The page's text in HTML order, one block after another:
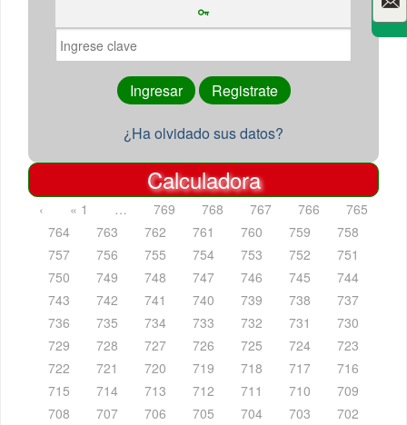
¿Ha olvidado sus datos?
Calculadora
‹ « 1 … 769 768 767 766
765
764
763 762 761 760 759
758
757
756 755 754 753 752
751
750
749 748 747 746 745
744
743
742 741 740 739 738
737
736
735 734 733 732 731
730
729
728 727 726 725 724
723
722
721 720 719 718 717
716
715
714 713 712 711 710
709
708
707 706 705 704 703
702